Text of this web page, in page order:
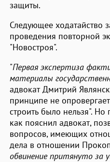
защиты.
Следующее ходатайство
проведения повторной
"Новостроя".
"Первая экспертиза
материалы
адвокат Дмитрий
принципе не
строить было нельзя". Но
как пояснил адвокат,
вопросов, имеющих
дела в отношении
обвинение притянуто за